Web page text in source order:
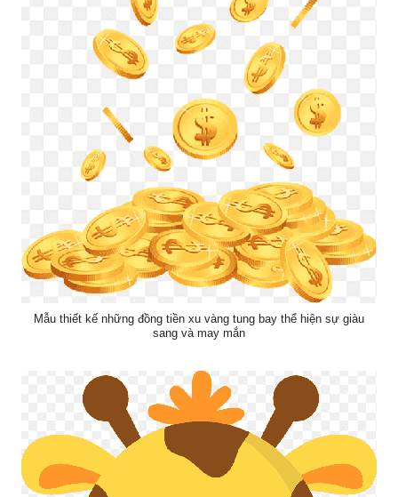
Mẫu thiết kế những đồng tiền xu vàng tung bay thể hiện sự giàu
sang và may mắn